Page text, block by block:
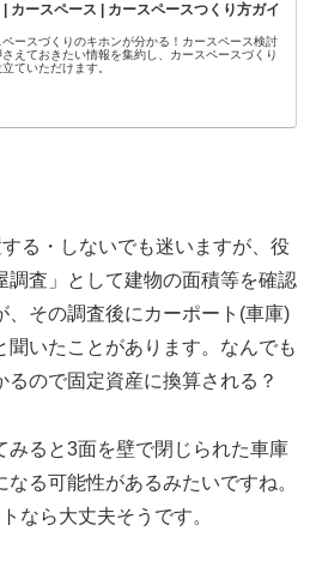
| カースペース | カースペースつくり方ガイ
ペースづくりのキホンが分かる！カースペース検討
えておきたい情報を集約し、カースペースづくり
ていただけます。
る・しないでも迷いますが、役
調査」として建物の面積等を確認
、その調査後にカーポート(車庫)
聞いたことがあります。なんでも
るので固定資産に換算される？
みると3面を壁で閉じられた車庫
る可能性があるみたいですね。
なら大丈夫そうです。